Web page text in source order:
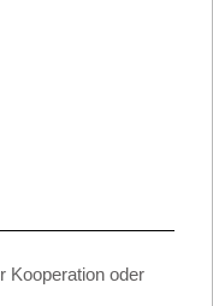
Kooperation oder